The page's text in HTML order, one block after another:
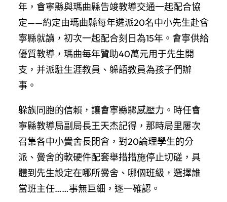
年，會寧縣與瑪曲縣告竣教導交通一起配合協
定——約定由瑪曲縣每年遴派20名中小先生赴會
寧縣就讀，初次一起配合刻日為15年。會寧供給
優質教導，瑪曲每年贊助40萬元用于先生開
支，并派駐生涯教員、躲語教員為孩子們辦
事。
躲族同胞的信賴，讓會寧縣驟感壓力。時任會
寧縣教導局副局長王天杰記得，那時局里屢次
召集各中小黌舍長閉會，對20論理學生的分
派、黌舍的軟硬件配套舉措措施停止切磋，具
體到先生設定在哪所黌舍、哪個班級，選擇誰
當班主任……事無巨細，逐一確認。